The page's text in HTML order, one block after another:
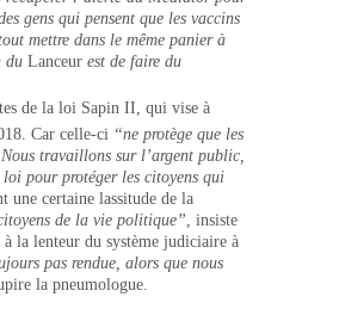
gens qui pensent que les vaccins
mettre dans le même panier à
du Lanceur est de faire du
de la loi Sapin II, qui vise à
Car celle-ci “ne protège que les
travaillons sur l’argent public,
pour protéger les citoyens qui
une certaine lassitude de la
de la vie politique” , insiste
la lenteur du système judiciaire à
pas rendue, alors que nous
la pneumologue.